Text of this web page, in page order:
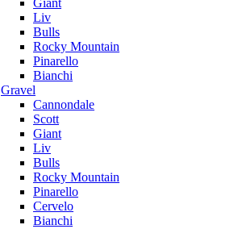
Giant
Liv
Bulls
Rocky Mountain
Pinarello
Bianchi
Gravel
Cannondale
Scott
Giant
Liv
Bulls
Rocky Mountain
Pinarello
Cervelo
Bianchi